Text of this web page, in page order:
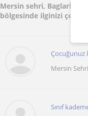
Mersin sehri, Baglarbasi
bölgesinde ilginizi
Çocuğunuz
Mersin
Sınıf